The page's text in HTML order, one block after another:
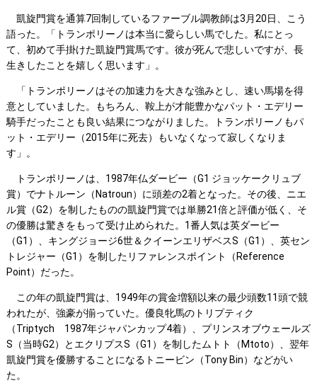
凱旋門賞を通算7回制しているファーブル調教師は3月20日、こう
語った。「トランポリーノは本当に愛らしい馬でした。私にとっ
て、初めて手掛けた凱旋門賞馬です。彼が死んで悲しいですが、長
生きしたことを嬉しく思います」。
「トランポリーノはその加速力を大きな強みとし、速い馬場を得
意としていました。もちろん、鞍上が才能豊かなパット・エデリー
騎手だったことも良い結果につながりました。トランポリーノもパ
ット・エデリー（2015年に死去）もいなくなって寂しくなりま
す」。
トランポリーノは、1987年仏ダービー（G1 ジョッケークリュブ
賞）でナトルーン（Natroun）に頭差の2着となった。その後、ニエ
ル賞（G2）を制したものの凱旋門賞では単勝21倍と評価が低く、そ
の優勝は驚きをもって受け止められた。1番人気は英ダービー
（G1）、キングジョージ6世＆クイーンエリザベスS（G1）、英セン
トレジャー（G1）を制したリファレンスポイント（Reference
Point）だった。
この年の凱旋門賞は、1949年の賞金増額以来の最少頭数11頭で競
われたが、強豪が揃っていた。優良牝馬のトリプティク
（Triptych 1987年ジャパンカップ4着）、プリンスオブウェールズ
S（当時G2）とエクリプスS（G1）を制したムトト（Mtoto）、翌年
凱旋門賞を優勝することになるトニービン（Tony Bin）などがい
た。